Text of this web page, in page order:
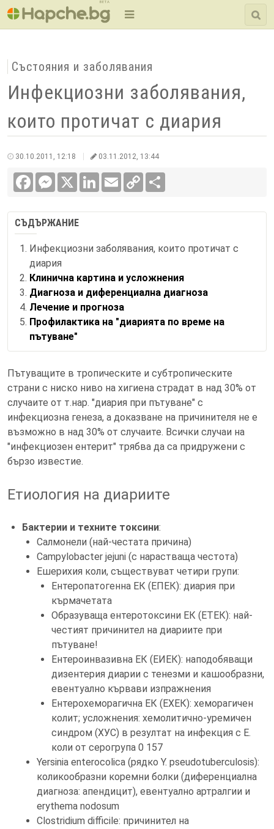
BETA
Състояния и заболявания
Инфекциозни заболявания,
които протичат с диария
30.10.2011, 12:18 03.11.2012, 13:44
FacebookMessenger LinkedInEmail
Copy
Link
СЪДЪРЖАНИЕ
Инфекциозни заболявания, които протичат с
диария
Клинична картина и усложнения
Диагноза и диференциална диагноза
Лечение и прогноза
Профилактика на "диарията по време на
пътуване"
Пътуващите в тропическите и субтропическите
страни с ниско ниво на хигиена страдат в над 30% от
случаите от т.нар. "диария при пътуване" с
инфекциозна генеза, а доказване на причинителя не е
възможно в над 30% от случаите. Всички случаи на
"инфекциозен ентерит" трябва да са придружени с
бързо известие.
Етиология на диариите
Бактерии и техните токсини:
Салмонели (най-честата причина)
Campylobacter jejuni (с нарастваща честота)
Ешерихия коли, съществуват четири групи:
Ентеропатогенна ЕК (ЕПЕК): диария при
кърмачетата
Образуваща ентеротоксини ЕК (ЕТЕК): най-
честият причинител на диариите при
пътуване!
Ентероинвазивна ЕК (ЕИЕК): наподобяващи
дизентерия диарии с тенезми и кашообразни,
евентуално кървави изпражнения
Ентерохеморагична ЕК (ЕХЕК): хеморагичен
колит; усложнения: хемолитично-уремичен
синдром (ХУС) в резултат на инфекция с Е.
коли от серогрупа 0 157
Yersinia enterocolica (рядко Y. pseudotuberculosis):
коликообразни коремни болки (диференциална
диагноза: апендицит), евентуално артралгии и
erythema nodosum
Clostridium difficile: причинител на